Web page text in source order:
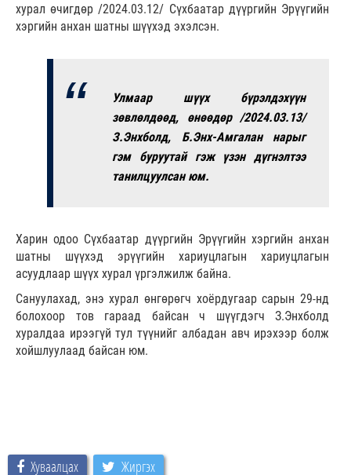
хурал өчигдөр /2024.03.12/ Сүхбаатар дүүргийн Эрүүгийн
хэргийн анхан шатны шүүхэд эхэлсэн.
Улмаар шүүх бүрэлдэхүүн
зөвлөлдөөд, өнөөдөр /2024.03.13/
З.Энхболд, Б.Энх-Амгалан нарыг
гэм буруутай гэж үзэн дүгнэлтээ
танилцуулсан юм.
Харин одоо Сүхбаатар дүүргийн Эрүүгийн хэргийн анхан
шатны шүүхэд эрүүгийн хариуцлагын хариуцлагын
асуудлаар шүүх хурал үргэлжилж байна.
Сануулахад, энэ хурал өнгөрөгч хоёрдугаар сарын 29-нд
болохоор тов гараад байсан ч шүүгдэгч З.Энхболд
хуралдаа ирээгүй тул түүнийг албадан авч ирэхээр болж
хойшлуулаад байсан юм.
Хуваалцах Жиргэх